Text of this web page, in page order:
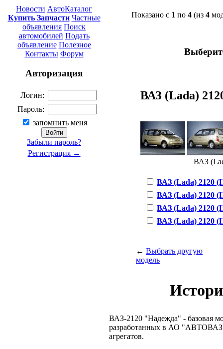
Новости АвтоКаталог
Купить Запчасти Частные
объявления Поиск
автомобилей Подать
объявление Полезное
Контакты Форум
Авторизация
Логин:
Пароль:
запомнить меня
Забыли пароль?
Регистрация →
Показано с 1 по 4(из 4
ВАЗ (Lada)
ВАЗ
ВАЗ (Lada) 2120
ВАЗ (Lada) 2120
ВАЗ (Lada) 2120
ВАЗ (Lada) 2120
← Выбрать другую
модель
ВАЗ-2120 "Надежда" - базовая
разработанных в АО "АВТОВАЗ"
агрегатов.